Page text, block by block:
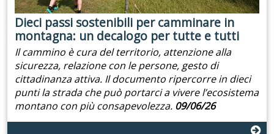
Dieci passi sostenibili per camminare in
montagna: un decalogo per tutte e tutti
Il cammino è cura del territorio, attenzione alla
sicurezza, relazione con le persone, gesto di
cittadinanza attiva. Il documento ripercorre in dieci
punti la strada che può portarci a vivere l’ecosistema
montano con più consapevolezza. 09/06/26